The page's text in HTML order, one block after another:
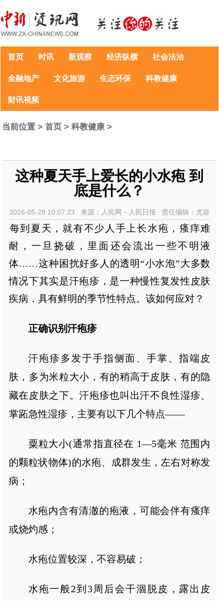
首页 时讯 新观察 经济纵横 社会法治
金融地产 文化旅游 生态环保 科教健康
财讯视频
当前位置 >首页 >科教健康 >
这种夏天手上爱长的小水疱 到
底是什么？
2026-05-28 10:07:23 来源：人民网－人民日报 责任编辑：尤容
每到夏天，就有不少人手上长水疱，瘙痒难
耐，一旦挠破，里面还会流出一些不明液
体……这种困扰好多人的透明“小水泡”大多数
情况下其实是汗疱疹，是一种慢性复发性皮肤
疾病，具有鲜明的季节性特点。该如何应对？
正确识别汗疱疹
汗疱疹多发于手指侧面、手掌、指端皮
肤，多为米粒大小，有的稍高于皮肤，有的隐
藏在皮肤之下。汗疱疹也叫出汗不良性湿疹、
掌跖急性湿疹，主要有以下几个特点——
粟粒大小(通常指直径在 1—5毫米 范围内
的颗粒状物体)的水疱、成群发生，左右对称发
病；
水疱内含有清澈的疱液，可能会伴有瘙痒
或烧灼感；
水疱位置较深，不容易破；
水疱一般2到3周后会干涸脱皮，露出皮